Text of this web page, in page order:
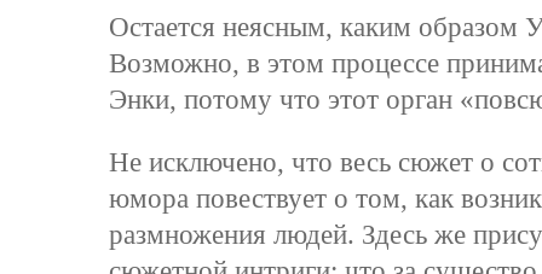
Остается неясным, каким образом
Возможно, в этом процессе
Энки, потому что этот орган
Не исключено, что весь сюжет о
юмора повествует о том, как
размножения людей. Здесь же